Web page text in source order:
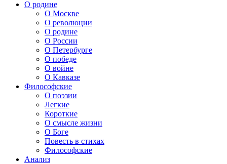
О родине
О Москве
О революции
О родине
О России
О Петербурге
О победе
О войне
О Кавказе
Философские
О поэзии
Легкие
Короткие
О смысле жизни
О Боге
Повесть в стихах
Философские
Анализ